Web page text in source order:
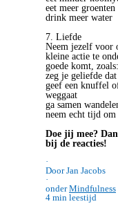
eet meer groenten
drink meer water
7. Liefde
Neem jezelf voor
kleine actie te
goede komt, zoals:
zeg je geliefde
geef een knuffel
weggaat
ga samen
neem echt tijd
Doe jij mee?
bij de reacties!
·
Door Jan Jacobs
·
onderMindfulness
4 min leestijd